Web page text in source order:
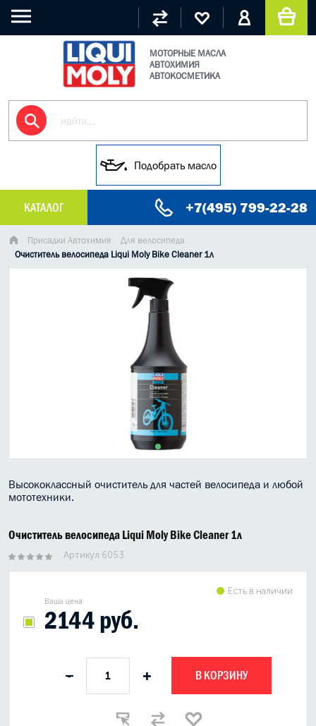
МОТОРНЫЕ МАСЛА
АВТОХИМИЯ
АВТОКОСМЕТИКА
Подобрать масло
КАТАЛОГ +7(495) 799-22-28
МАСЛО МОТОРНОЕ
ГРУЗОВЫЕ МАСЛА
АНТИФРИЗЫ СПЕЦЖИДКОСТИ
ПРИСАДКИ АВТОХИМИЯ
МОТО МАСЛА
Присадки Автохимия
Для велосипеда
Очиститель велосипеда Liqui Moly Bike Cleaner 1л
Высококлассный очиститель для частей велосипеда и любой
мототехники.
Очиститель велосипеда Liqui Moly Bike Cleaner 1л
Артикул 6053
Ваша цена
2144 руб.
Есть в наличии
- + В КОРЗИНУ